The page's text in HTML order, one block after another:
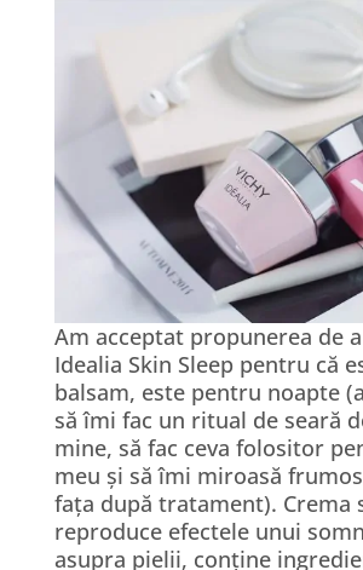
Am acceptat propunerea de
Idealia Skin Sleep pentru că
balsam, este pentru noapte
să îmi fac un ritual de seară
mine, să fac ceva folositor
meu și să îmi miroasă
fața după tratament). Crema
reproduce efectele unui
asupra pielii, conține